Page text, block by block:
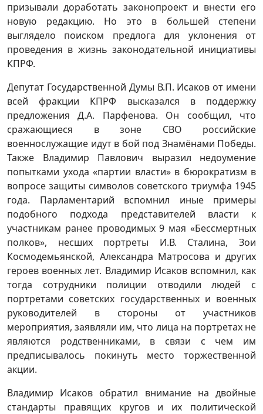
призывали доработать законопроект и внести его
новую редакцию. Но это в большей степени
выглядело поиском предлога для уклонения от
проведения в жизнь законодательной инициативы
КПРФ.
Депутат Государственной Думы В.П. Исаков от имени
всей фракции КПРФ высказался в поддержку
предложения Д.А. Парфенова. Он сообщил, что
сражающиеся в зоне СВО российские
военнослужащие идут в бой под Знамёнами Победы.
Также Владимир Павлович выразил недоумение
попытками ухода «партии власти» в бюрократизм в
вопросе защиты символов советского триумфа 1945
года. Парламентарий вспомнил иные примеры
подобного подхода представителей власти к
участникам ранее проводимых 9 мая «Бессмертных
полков», несших портреты И.В. Сталина, Зои
Космодемьянской, Александра Матросова и других
героев военных лет. Владимир Исаков вспомнил, как
тогда сотрудники полиции отводили людей с
портретами советских государственных и военных
руководителей в стороны от участников
мероприятия, заявляли им, что лица на портретах не
являются родственниками, в связи с чем им
предписывалось покинуть место торжественной
акции.
Владимир Исаков обратил внимание на двойные
стандарты правящих кругов и их политической